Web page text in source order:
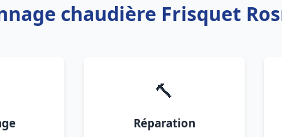
chaudière Frisquet
🔨
Réparation